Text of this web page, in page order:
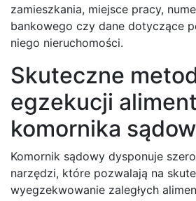
zamieszkania, miejsce pracy,
bankowego czy dane dotyczące
niego nieruchomości.
Skuteczne
egzekucji
komornika
Komornik sądowy dysponuje
narzędzi, które pozwalają na
wyegzekwowanie zaległych